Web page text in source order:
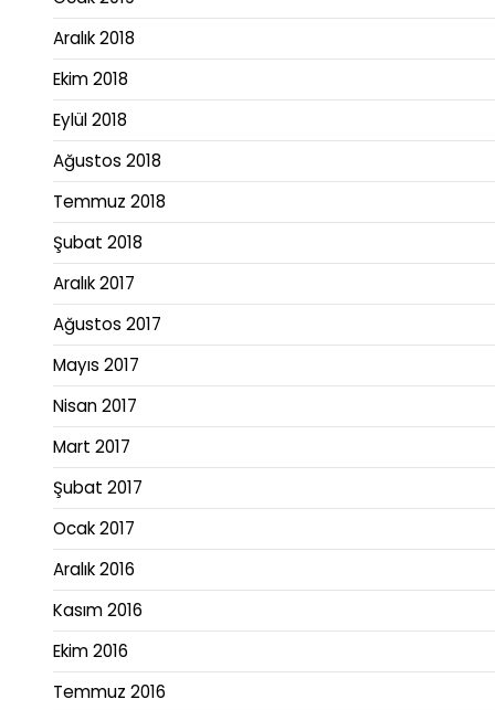
Aralık 2018
Ekim 2018
Eylül 2018
Ağustos 2018
Temmuz 2018
Şubat 2018
Aralık 2017
Ağustos 2017
Mayıs 2017
Nisan 2017
Mart 2017
Şubat 2017
Ocak 2017
Aralık 2016
Kasım 2016
Ekim 2016
Temmuz 2016